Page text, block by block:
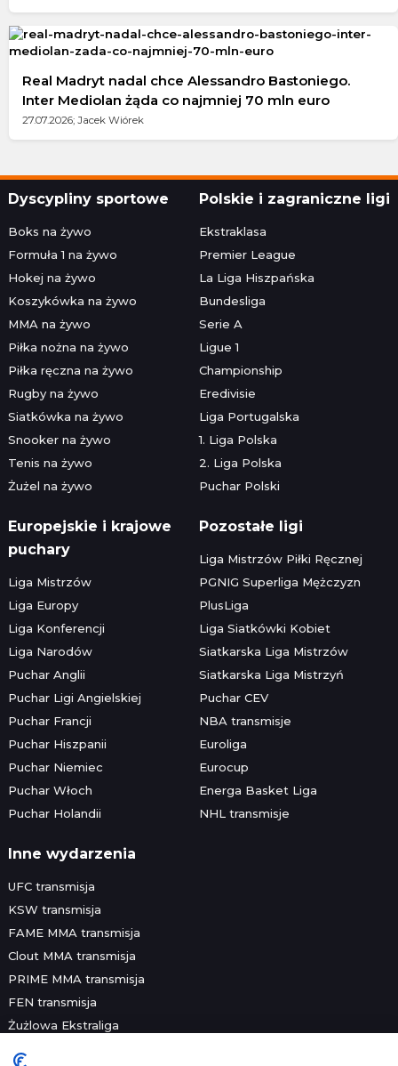
Real Madryt nadal chce Alessandro Bastoniego.
Inter Mediolan żąda co najmniej 70 mln euro
27.07.2026; Jacek Wiórek
Dyscypliny sportowe
Boks na żywo
Formuła 1 na żywo
Hokej na żywo
Koszykówka na żywo
MMA na żywo
Piłka nożna na żywo
Piłka ręczna na żywo
Rugby na żywo
Siatkówka na żywo
Snooker na żywo
Tenis na żywo
Żużel na żywo
Polskie i zagraniczne ligi
Ekstraklasa
Premier League
La Liga Hiszpańska
Bundesliga
Serie A
Ligue 1
Championship
Eredivisie
Liga Portugalska
1. Liga Polska
2. Liga Polska
Puchar Polski
Europejskie i krajowe
puchary
Liga Mistrzów
Liga Europy
Liga Konferencji
Liga Narodów
Puchar Anglii
Puchar Ligi Angielskiej
Puchar Francji
Puchar Hiszpanii
Puchar Niemiec
Puchar Włoch
Puchar Holandii
Pozostałe ligi
Liga Mistrzów Piłki Ręcznej
PGNIG Superliga Mężczyzn
PlusLiga
Liga Siatkówki Kobiet
Siatkarska Liga Mistrzów
Siatkarska Liga Mistrzyń
Puchar CEV
NBA transmisje
Euroliga
Eurocup
Energa Basket Liga
NHL transmisje
Inne wydarzenia
UFC transmisja
KSW transmisja
FAME MMA transmisja
Clout MMA transmisja
PRIME MMA transmisja
FEN transmisja
Żużlowa Ekstraliga